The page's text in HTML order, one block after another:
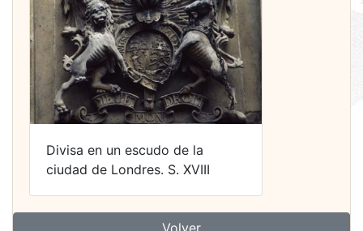
Divisa en un escudo de la
ciudad de Londres. S. XVIII
Volver